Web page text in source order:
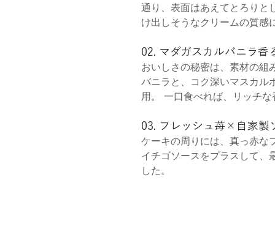
通り、表面はあえてとろりと
け出しそうなクリームの質感
02. マダガスカルバニラ香
おいしさの秘密は、素材の組
バニラと、コク深いマスカル
用。 一口食べれば、リッチな
03. フレッシュ苺×自家製
ケーキの周りには、真っ赤な
イチゴソースをプラスして、
した。